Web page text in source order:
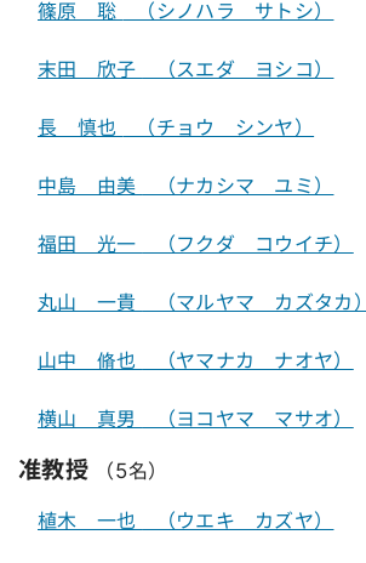
篠原 聡 （シノハラ サトシ）
末田 欣子 （スエダ ヨシコ）
長 慎也 （チョウ シンヤ）
中島 由美 （ナカシマ ユミ）
福田 光一 （フクダ コウイチ）
丸山 一貴 （マルヤマ カズタカ）
山中 脩也 （ヤマナカ ナオヤ）
横山 真男 （ヨコヤマ マサオ）
准教授 （5名）
植木 一也 （ウエキ カズヤ）